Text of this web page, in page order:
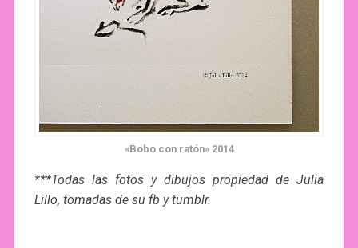
«Bobo con ratón» 2014
***Todas las fotos y dibujos propiedad de Julia
Lillo, tomadas de su fb y tumblr.